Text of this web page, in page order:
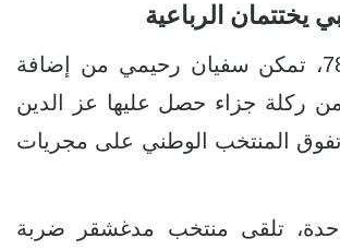
يختتمان الرباعية
وفي الدقيقة 78، تمكن سفيان رحيمي من إضافة
من ركلة جزاء حصل عليها عز الدين
تفوق المنتخب الوطني على مجريات
تلقى منتخب مدغشقر ضربة